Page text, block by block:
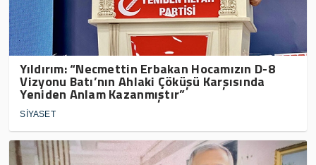
Yıldırım: “Necmettin Erbakan Hocamızın D-8
Vizyonu Batı’nın Ahlaki Çöküşü Karşısında
Yeniden Anlam Kazanmıştır”
SİYASET